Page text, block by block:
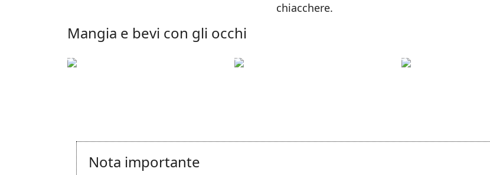
chiacchere.
Mangia e bevi con gli occhi
Nota importante